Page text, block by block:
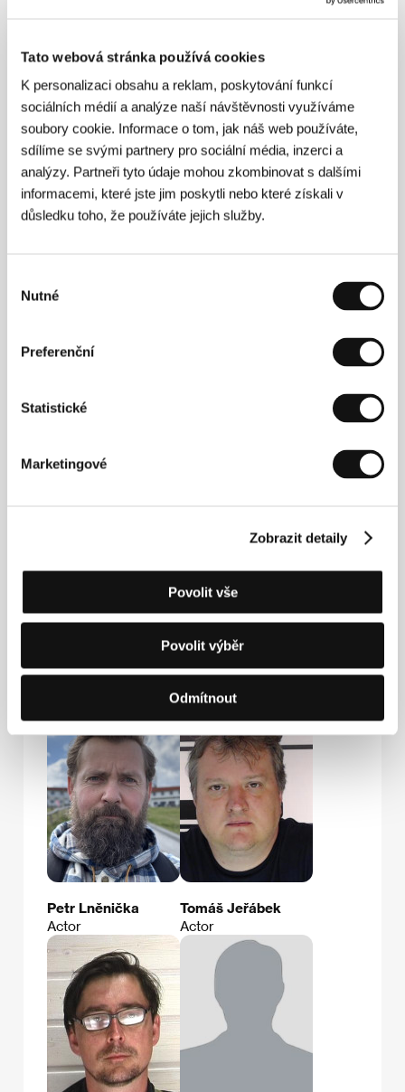
Tato webová stránka používá cookies
K personalizaci obsahu a reklam, poskytování funkcí
sociálních médií a analýze naší návštěvnosti využíváme
soubory cookie. Informace o tom, jak náš web používáte,
sdílíme se svými partnery pro sociální média, inzerci a
analýzy. Partneři tyto údaje mohou zkombinovat s dalšími
informacemi, které jste jim poskytli nebo které získali v
důsledku toho, že používáte jejich služby.
souhlasu
Nutné
Preferenční
Statistické
Marketingové
Zobrazit detaily
Povolit vše
Povolit výběr
Odmítnout
Press kit
Jiří Havelka
Actress
Petr Lněnička
Actor
Tomáš Jeřábek
Actor